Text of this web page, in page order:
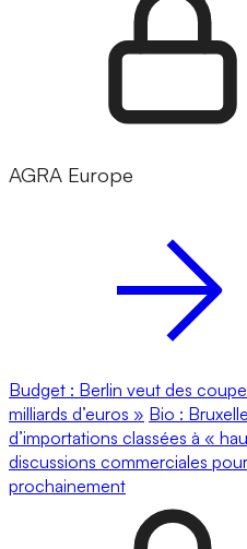
AGRA Europe
Budget : Berlin veut des
milliards d’euros » Bio :
d’importations classées à «
discussions commerciales
prochainement